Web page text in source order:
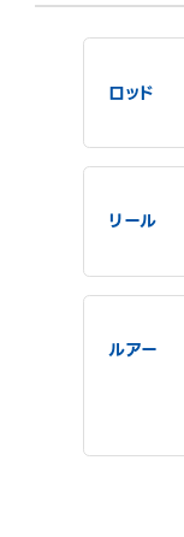
ロッド
リール
ルアー